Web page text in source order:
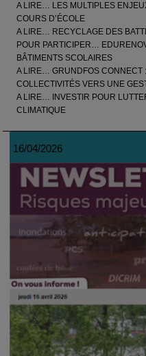
A LIRE… LES MULTIPLES
COURS D’ÉCOLE
A LIRE… RECYCLAGE DES
POUR PARTICIPER…
BÂTIMENTS SCOLAIRES
A LIRE… GRUNDFOS CONNECT
COLLECTIVITÉS VERS UNE
A LIRE… INVESTIR POUR
CLIMATIQUE
16/04/2026